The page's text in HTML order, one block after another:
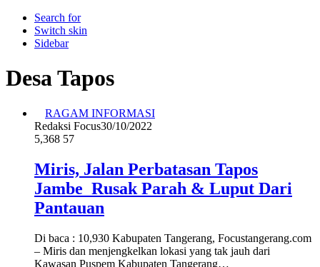
Search for
Switch skin
Sidebar
Desa Tapos
RAGAM INFORMASI
Redaksi Focus30/10/2022
5,368 57
Miris, Jalan Perbatasan Tapos
Jambe Rusak Parah & Luput Dari
Pantauan
Di baca : 10,930 Kabupaten Tangerang, Focustangerang.com
– Miris dan menjengkelkan lokasi yang tak jauh dari
Kawasan Puspem Kabupaten Tangerang…